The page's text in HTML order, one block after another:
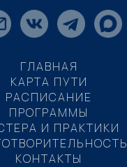
ГЛАВНАЯ
КАРТА ПУТИ
РАСПИСАНИЕ
ПРОГРАММЫ
И ПРАКТИКИ
КОНТАКТЫ